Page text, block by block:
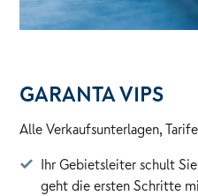
GARANTA VIPS
Alle Verkaufsunterlagen,
Ihr Gebietsleiter schult
geht die ersten Schritte